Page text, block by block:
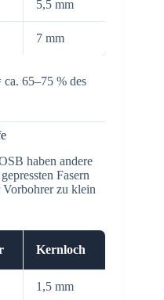
5,5 mm
7 mm
65–75 % des
haben andere
Fasern
Vorbohrer zu klein
Kernloch
1,5 mm